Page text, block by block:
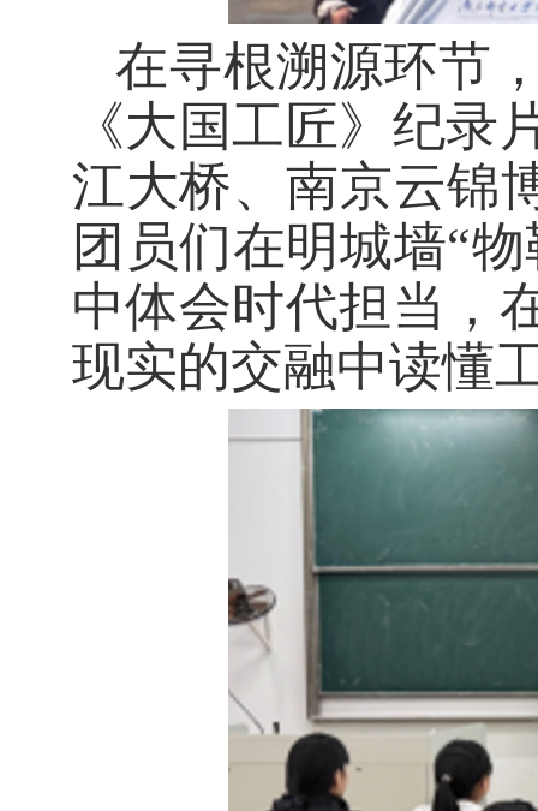
在寻根溯源环节
《大国工匠》纪
江大桥、南京云锦
团员们在明城墙“
中体会时代担当，
现实的交融中读懂